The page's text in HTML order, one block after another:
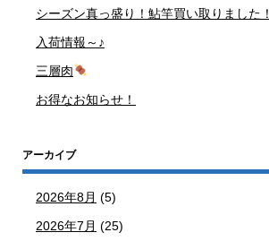
シーズン真っ盛り！鮎竿買い取りました！
入荷情報～♪
三層肉
お得なお知らせ！
アーカイブ
2026年8月 (5)
2026年7月 (25)